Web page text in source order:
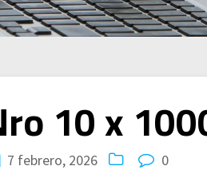
10 x
7 febrero, 2026 0